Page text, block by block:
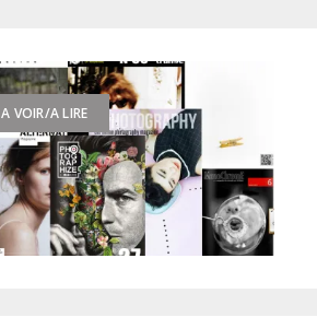
A VOIR/A LIRE